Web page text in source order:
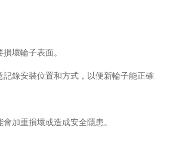
壞輪子表面。
錄安裝位置和方式，以便新輪子能正確
加重損壞或造成安全隱患。